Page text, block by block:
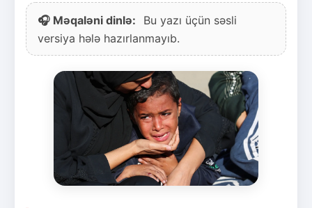
🎧 Məqaləni dinlə:
Bu yazı üçün səsli
versiya hələ hazırlanmayıb.